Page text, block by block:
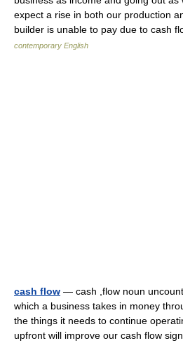
expect a rise in both our production
builder is unable to pay due to cash
contemporary English
cash flow — cash ,flow noun
which a business takes in money
the things it needs to continue
upfront will improve our cash flow